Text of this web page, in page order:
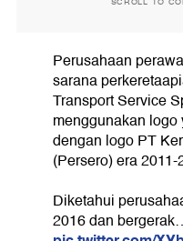
Perusahaan
sarana
Transport Service
menggunakan
dengan logo PT
(Persero) era 2011-
Diketahui
2016 dan